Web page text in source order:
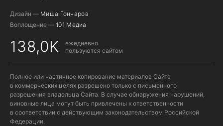
Дизайн — Миша Гончаров
Воплощение — 101 Медиа
138,0K
ежедневно
пользуются сайтом
Полное или частичное копирование материалов Сайта
в коммерческих целях разрешено только с письменного
разрешения владельца Сайта. В случае обнаружения нарушений,
виновные лица могут быть привлечены к ответственности
в соответствии с действующим законодательством Российской
Федерации.